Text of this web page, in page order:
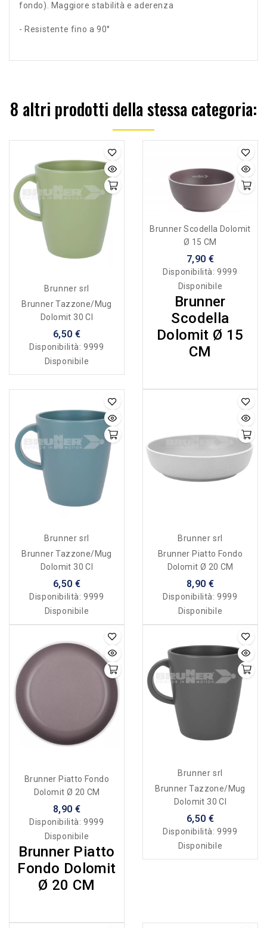
fondo). Maggiore stabilità e aderenza
- Resistente fino a 90°
8 altri prodotti della stessa categoria:
Brunner srl
Brunner Tazzone/mug
Dolomit 30 Cl
6,50 €
Disponibilità:9999
Disponibile
Brunner Scodella Dolomit
Ø 15 CM
7,90 €
Disponibilità:9999
Disponibile
Brunner
Scodella
Dolomit Ø 15
CM
Brunner srl
Brunner Tazzone/mug
Dolomit 30 Cl
6,50 €
Disponibilità:9999
Disponibile
Brunner srl
Brunner Piatto Fondo
Dolomit Ø 20 CM
8,90 €
Disponibilità:9999
Disponibile
Brunner Piatto Fondo
Dolomit Ø 20 CM
8,90 €
Disponibilità:9999
Disponibile
Brunner Piatto
Fondo Dolomit
Ø 20 CM
Brunner srl
Brunner Tazzone/mug
Dolomit 30 Cl
6,50 €
Disponibilità:9999
Disponibile